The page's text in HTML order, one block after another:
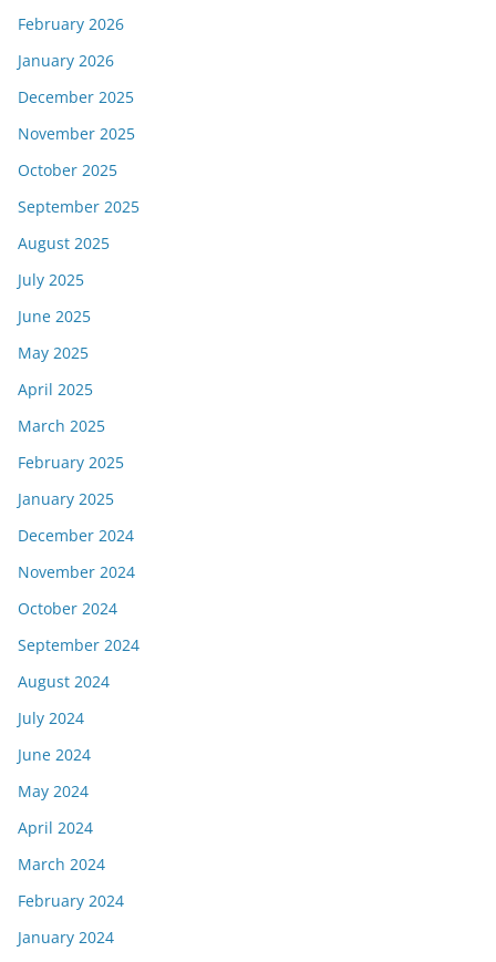
February 2026
January 2026
December 2025
November 2025
October 2025
September 2025
August 2025
July 2025
June 2025
May 2025
April 2025
March 2025
February 2025
January 2025
December 2024
November 2024
October 2024
September 2024
August 2024
July 2024
June 2024
May 2024
April 2024
March 2024
February 2024
January 2024